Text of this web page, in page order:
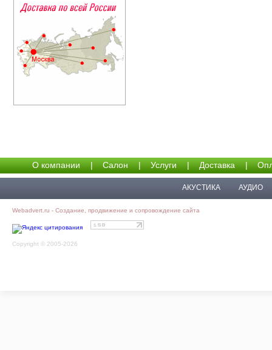
О компании | Салон | Услуги | Доставка |
АКУСТИКА АУДИО
Webadvert.ru - Создание, продвижение и сопровождение сайта
Copyright © 2005-2026